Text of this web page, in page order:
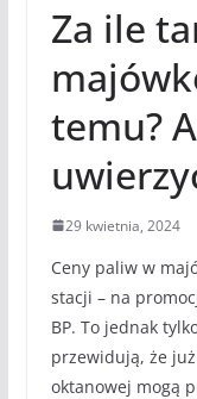
Za ile
temu?
29 kwietnia, 2024
Ceny paliw w
stacji – na
BP. To jednak
przewidują, że
oktanowej mogą